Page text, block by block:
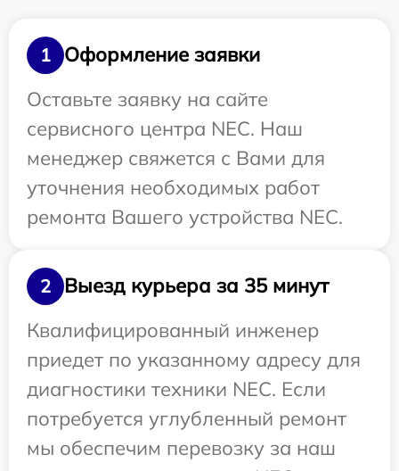
1
Оформление заявки
Оставьте заявку на сайте
сервисного центра NEC. Наш
менеджер свяжется с Вами для
уточнения необходимых работ
ремонта Вашего устройства NEC.
2
Выезд курьера за 35 минут
Квалифицированный инженер
приедет по указанному адресу для
диагностики техники NEC. Если
потребуется углубленный ремонт
мы обеспечим перевозку за наш